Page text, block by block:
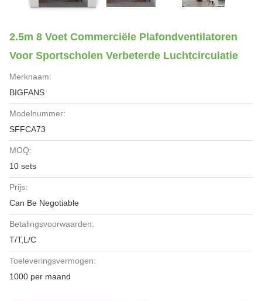
2.5m 8 Voet Commerciële Plafondventilatoren
Voor Sportscholen Verbeterde Luchtcirculatie
Merknaam:
BIGFANS
Modelnummer:
SFFCA73
MOQ:
10 sets
Prijs:
Can Be Negotiable
Betalingsvoorwaarden:
T/T,L/C
Toeleveringsvermogen:
1000 per maand